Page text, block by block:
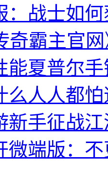
：战士如
奇霸主官
能夏普尔
么人人都
新手征战
微端版：